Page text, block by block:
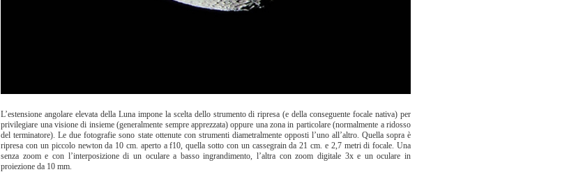
L’estensione angolare elevata della Luna impone la scelta dello strumento di ripresa (e della conseguente focale nativa) per
privilegiare una visione di insieme (generalmente sempre apprezzata) oppure una zona in particolare (normalmente a ridosso
del terminatore). Le due fotografie sono state ottenute con strumenti diametralmente opposti l’uno all’altro. Quella sopra è
ripresa con un piccolo newton da 10 cm. aperto a f10, quella sotto con un cassegrain da 21 cm. e 2,7 metri di focale. Una
senza zoom e con l’interposizione di un oculare a basso ingrandimento, l’altra con zoom digitale 3x e un oculare in
proiezione da 10 mm.